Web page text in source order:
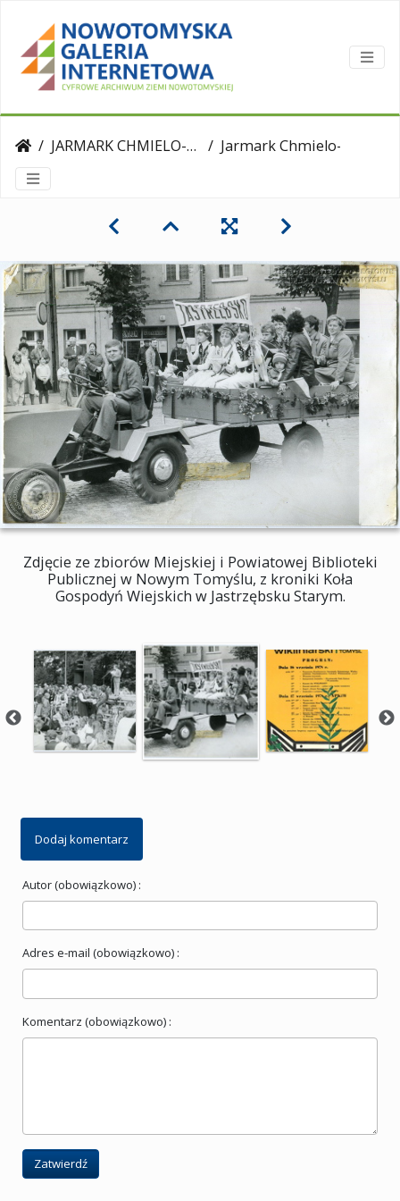
JARMARK CHMIELO-WIKLINIARSKI Jarmark Chmielo-Wikliniarski. Przedstawicielki Koła Gospodyń Wiejskich z Jastrzębska na dożynkach gminnych w Nowym Tomyślu. 1984 rok
Zdjęcie ze zbiorów Miejskiej i Powiatowej Biblioteki
Publicznej w Nowym Tomyślu, z kroniki Koła
Gospodyń Wiejskich w Jastrzębsku Starym.
Dodaj komentarz
Autor (obowiązkowo) :
Adres e-mail (obowiązkowo) :
Komentarz (obowiązkowo) :
Zatwierdź